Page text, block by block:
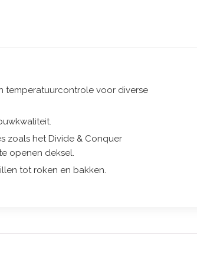
temperatuurcontrole voor diverse
zoals het Divide & Conquer
openen deksel.
tot roken en bakken.